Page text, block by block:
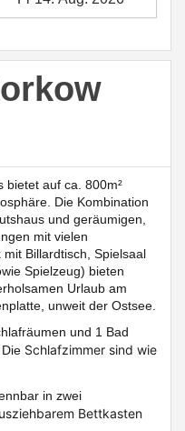
bietet auf ca. 800m²
Die Kombination
und geräumigen,
mit vielen
Billardtisch, Spielsaal
Spielzeug) bieten
Urlaub am
unweit der Ostsee.
und 1 Bad
Schlafzimmer sind wie
in zwei
Bettkasten